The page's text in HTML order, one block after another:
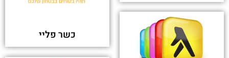
Ransomware gang lists first victims of MOVEit
mass-hacks, including US banks and universities
- TechCrunch
פורסם בתאריך 15-06-2023